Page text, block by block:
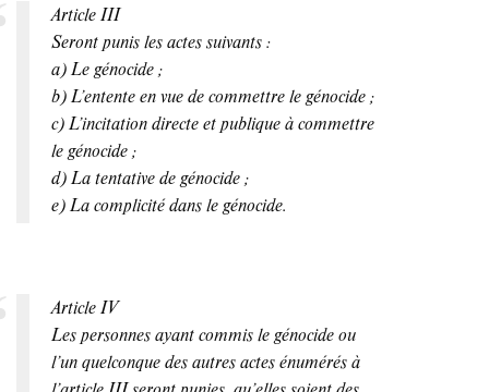
Article III
Seront punis les actes suivants :
a) Le génocide ;
b) L’entente en vue de commettre le génocide ;
c) L’incitation directe et publique à commettre
le génocide ;
d) La tentative de génocide ;
e) La complicité dans le génocide.
Article IV
Les personnes ayant commis le génocide ou
l’un quelconque des autres actes énumérés à